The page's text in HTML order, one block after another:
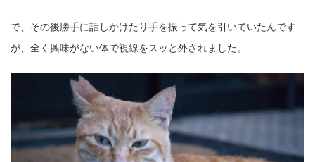
で、その後勝手に話しかけたり手を振って気を引いていたんです
が、全く興味がない体で視線をスッと外されました。